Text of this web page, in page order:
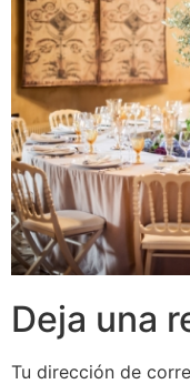
Deja una
Tu dirección de